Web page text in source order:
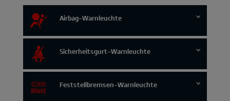
Airbag-Warnleuchte
Sicherheitsgurt-Warnleuchte
Feststellbremsen-Warnleuchte